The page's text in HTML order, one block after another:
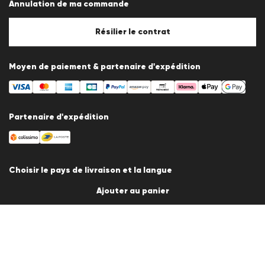
Ajouter au panier
Mentions légales
Politique en matière de cookies
Paramètres des cookies
Annulation de ma commande
Résilier le contrat
Moyen de paiement & partenaire d'expédition
Partenaire d'expédition
Choisir le pays de livraison et la langue